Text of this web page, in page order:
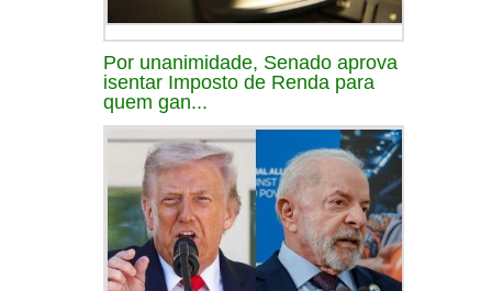
Por unanimidade, Senado aprova
isentar Imposto de Renda para
quem gan...